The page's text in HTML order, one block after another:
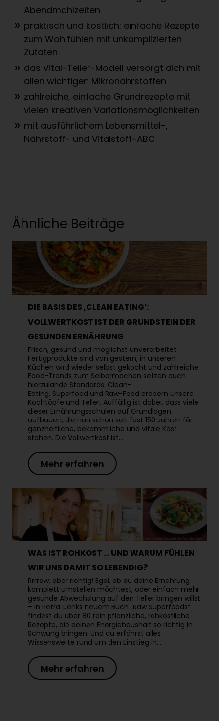
Abendmahlzeiten
praktisch und köstlich: einfache Rezepte
zum Wohlfühlen mit unkomplizierten
Zutaten
das Vital-Teller-Modell versorgt dich mit
allen wichtigen Mikronährstoffen
zahlreiche, einfache Grundrezepte mit
vielen kreativen Variationsmöglichkeiten
mit ausführlichem Lebensmittel-,
Nährstoff- und Vitalstoff-ABC
Ähnliche Beiträge
DIE BASIS DES ‚CLEAN EATING‘:
VOLLWERTKOST IST DER GRUNDSTEIN DER
GESUNDEN ERNÄHRUNG
Frisch, gesund und möglichst unverarbeitet:
Fertigprodukte sind von gestern, in unseren
Küchen wird wieder selbst gekocht und zahlreiche
Food-Trends zum Selbermachen setzen auch
hierzulande Standards: Clean-
Eating, Superfood und Raw-Food erobern unsere
Kochtöpfe und Teller. Auffällig ist dabei, dass viele
dieser Ernährungsschulen auf Grundlagen
aufbauen, die nun schon seit fast 150 Jahren für
ganzheitliche, bekömmliche und vitale Kost
stehen. Die Vollwertkost ist…
Mehr erfahren
WAS IST ROHKOST … UND WARUM FÜHLEN
WIR UNS DAMIT SO LEBENDIG?
Rrrraw, aber richtig! Egal, ob du deine Ernährung
komplett umstellen möchtest, oder einfach mehr
gesunde Abwechslung auf den Teller bringen willst
– in Petra Denks neuem Buch „Raw Superfoods“
findest du über 80 rein pflanzliche, rohköstliche
Rezepte, die deinen Energiehaushalt so richtig in
Schwung bringen. Und du erfährst alles
Wissenswerte rund um den Einstieg in…
Mehr erfahren